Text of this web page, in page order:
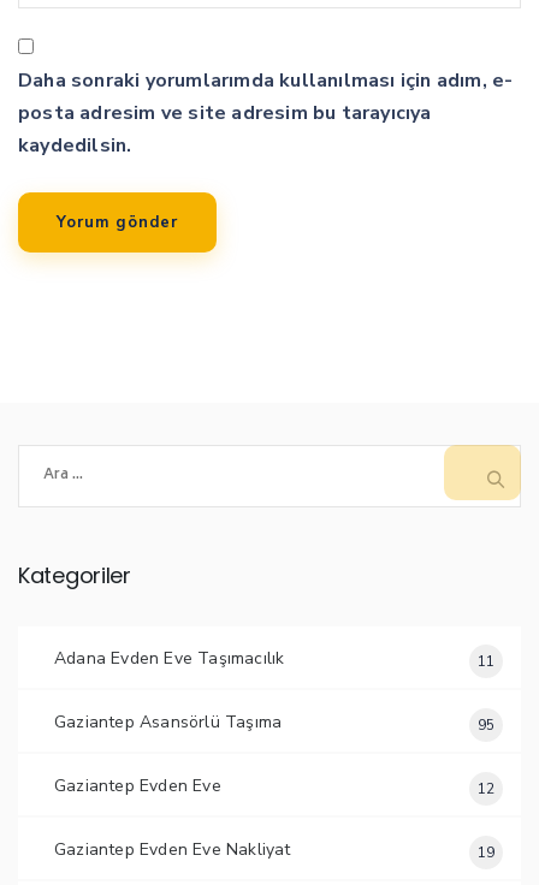
Daha sonraki yorumlarımda kullanılması için adım, e-
posta adresim ve site adresim bu tarayıcıya
kaydedilsin.
Kategoriler
Adana Evden Eve Taşımacılık 11
Gaziantep Asansörlü Taşıma 95
Gaziantep Evden Eve 12
Gaziantep Evden Eve Nakliyat 19